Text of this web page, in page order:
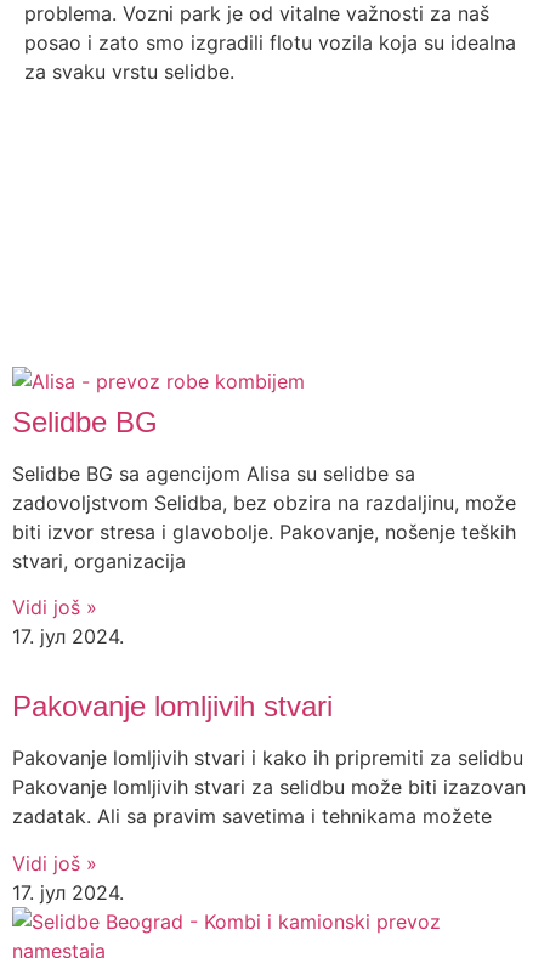
problema. Vozni park je od vitalne važnosti za naš
posao i zato smo izgradili flotu vozila koja su idealna
za svaku vrstu selidbe.
Selidbe BG
Selidbe BG sa agencijom Alisa su selidbe sa
zadovoljstvom Selidba, bez obzira na razdaljinu, može
biti izvor stresa i glavobolje. Pakovanje, nošenje teških
stvari, organizacija
Vidi još »
17. јул 2024.
Pakovanje lomljivih stvari
Pakovanje lomljivih stvari i kako ih pripremiti za selidbu
Pakovanje lomljivih stvari za selidbu može biti izazovan
zadatak. Ali sa pravim savetima i tehnikama možete
Vidi još »
17. јул 2024.